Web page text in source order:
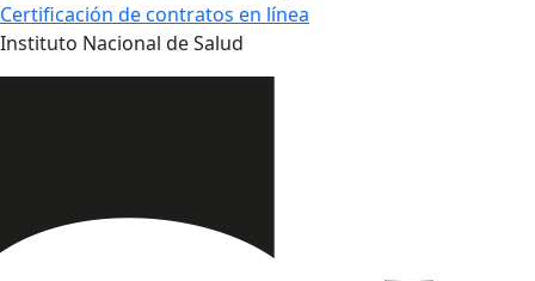
Certificación de contratos en línea
Instituto Nacional de Salud